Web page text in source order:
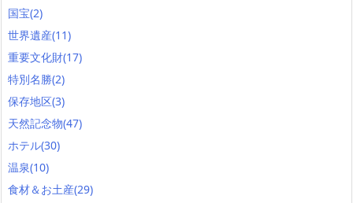
国宝(2)
世界遺産(11)
重要文化財(17)
特別名勝(2)
保存地区(3)
天然記念物(47)
ホテル(30)
温泉(10)
食材＆お土産(29)